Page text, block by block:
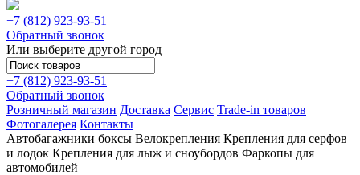
+7 (812) 923-93-51
Обратный звонок
Или выберите другой город
+7 (812) 923-93-51
Обратный звонок
Розничный магазин Доставка Сервис Trade-in товаров
Фотогалерея Контакты
Автобагажники боксы Велокрепления Крепления для серфов
и лодок Крепления для лыж и сноубордов Фаркопы для
автомобилей